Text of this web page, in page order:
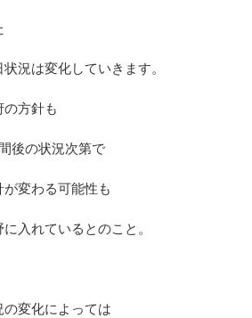
状況は変化していきます。
の方針も
後の状況次第で
が変わる可能性も
に入れているとのこと。
の変化によっては